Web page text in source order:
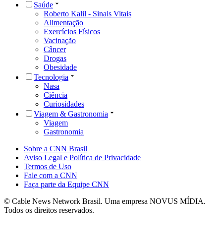
Saúde
Roberto Kalil - Sinais Vitais
Alimentação
Exercícios Físicos
Vacinação
Câncer
Drogas
Obesidade
Tecnologia
Nasa
Ciência
Curiosidades
Viagem & Gastronomia
Viagem
Gastronomia
Sobre a CNN Brasil
Aviso Legal e Política de Privacidade
Termos de Uso
Fale com a CNN
Faça parte da Equipe CNN
© Cable News Network Brasil. Uma empresa NOVUS MÍDIA.
Todos os direitos reservados.